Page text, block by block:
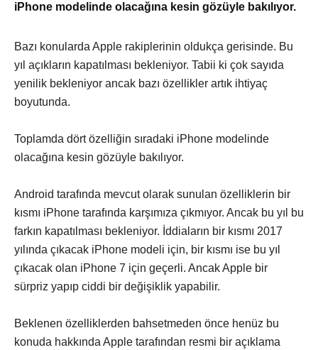
iPhone modelinde olacağına kesin gözüyle bakılıyor.
Bazı konularda Apple rakiplerinin oldukça gerisinde. Bu
yıl açıkların kapatılması bekleniyor. Tabii ki çok sayıda
yenilik bekleniyor ancak bazı özellikler artık ihtiyaç
boyutunda.
Toplamda dört özelliğin sıradaki iPhone modelinde
olacağına kesin gözüyle bakılıyor.
Android tarafında mevcut olarak sunulan özelliklerin bir
kısmı iPhone tarafında karşımıza çıkmıyor. Ancak bu yıl bu
farkın kapatılması bekleniyor. İddiaların bir kısmı 2017
yılında çıkacak iPhone modeli için, bir kısmı ise bu yıl
çıkacak olan iPhone 7 için geçerli. Ancak Apple bir
sürpriz yapıp ciddi bir değişiklik yapabilir.
Beklenen özelliklerden bahsetmeden önce henüz bu
konuda hakkında Apple tarafından resmi bir açıklama